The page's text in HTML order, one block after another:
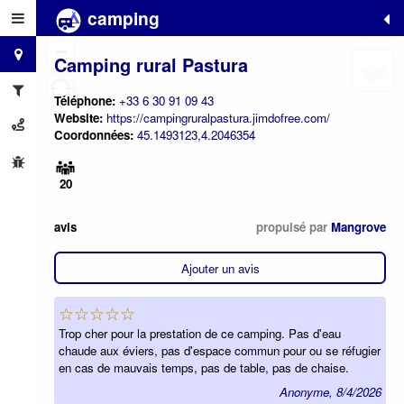
camping
Camping rural Pastura
Téléphone: +33 6 30 91 09 43
Website: https://campingruralpastura.jimdofree.com/
Coordonnées: 45.1493123,4.2046354
20
avis propulsé par Mangrove
Ajouter un avis
☆☆☆☆☆
Trop cher pour la prestation de ce camping. Pas d'eau
chaude aux éviers, pas d'espace commun pour ou se réfugier
en cas de mauvais temps, pas de table, pas de chaise.
Anonyme, 8/4/2026
+